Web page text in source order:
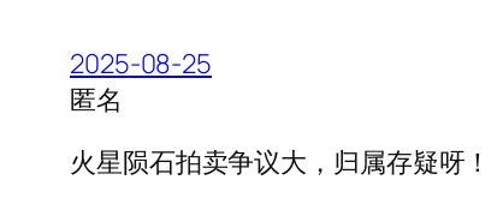
2025-08-25
匿名
火星陨石拍卖争议大，归属存疑呀！